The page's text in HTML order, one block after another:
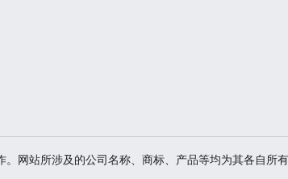
网站所涉及的公司名称、商标、产品等均为其各自所